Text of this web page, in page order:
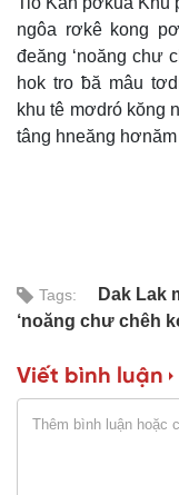
ngôa rơkê kong
đeăng ‘noăng chư
hok tro ƀă mâu
khu tê mơdró kŏng
tâng hneăng
Tags:
Dak Lak
‘noăng chư chêh
Viết bình luận